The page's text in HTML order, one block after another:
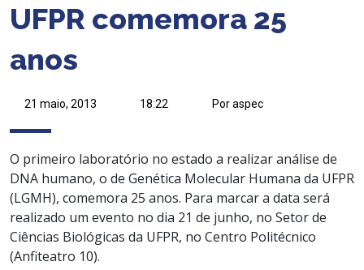
UFPR comemora 25
anos
21 maio, 2013 18:22 Por aspec
O primeiro laboratório no estado a realizar análise de
DNA humano, o de Genética Molecular Humana da UFPR
(LGMH), comemora 25 anos. Para marcar a data será
realizado um evento no dia 21 de junho, no Setor de
Ciências Biológicas da UFPR, no Centro Politécnico
(Anfiteatro 10).